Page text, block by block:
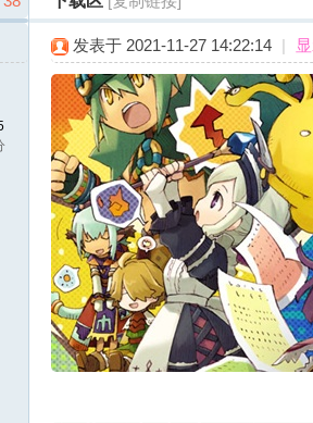
发表于 2021-11-27 14:22:14 |